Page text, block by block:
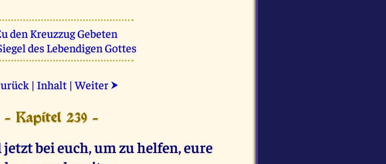
den Kreuzzug Gebeten
des Lebendigen Gottes
| Inhalt |Weiter ⮞
- Kapitel 239 -
bei euch, um zu helfen, eure